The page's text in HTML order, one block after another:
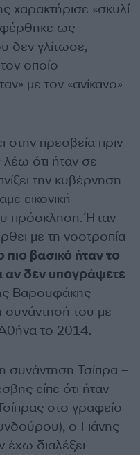
χαρακτήρισε «σκυλί
ως
δεν γλίτωσε,
οποίο
με τον «ανίκανο»
στην πρεσβεία πριν
ότι ήταν σε
την κυβέρνηση
εικονική
πρόσκληση. Ήταν
με τη νοοτροπία
πιο βασικό ήταν το
αν δεν υπογράψετε
Βαρουφάκης
συνάντησή του με
το 2014.
συνάντηση Τσίπρα –
είπε ότι ήταν
στο γραφείο
ο Γιάνης
διαλέξει